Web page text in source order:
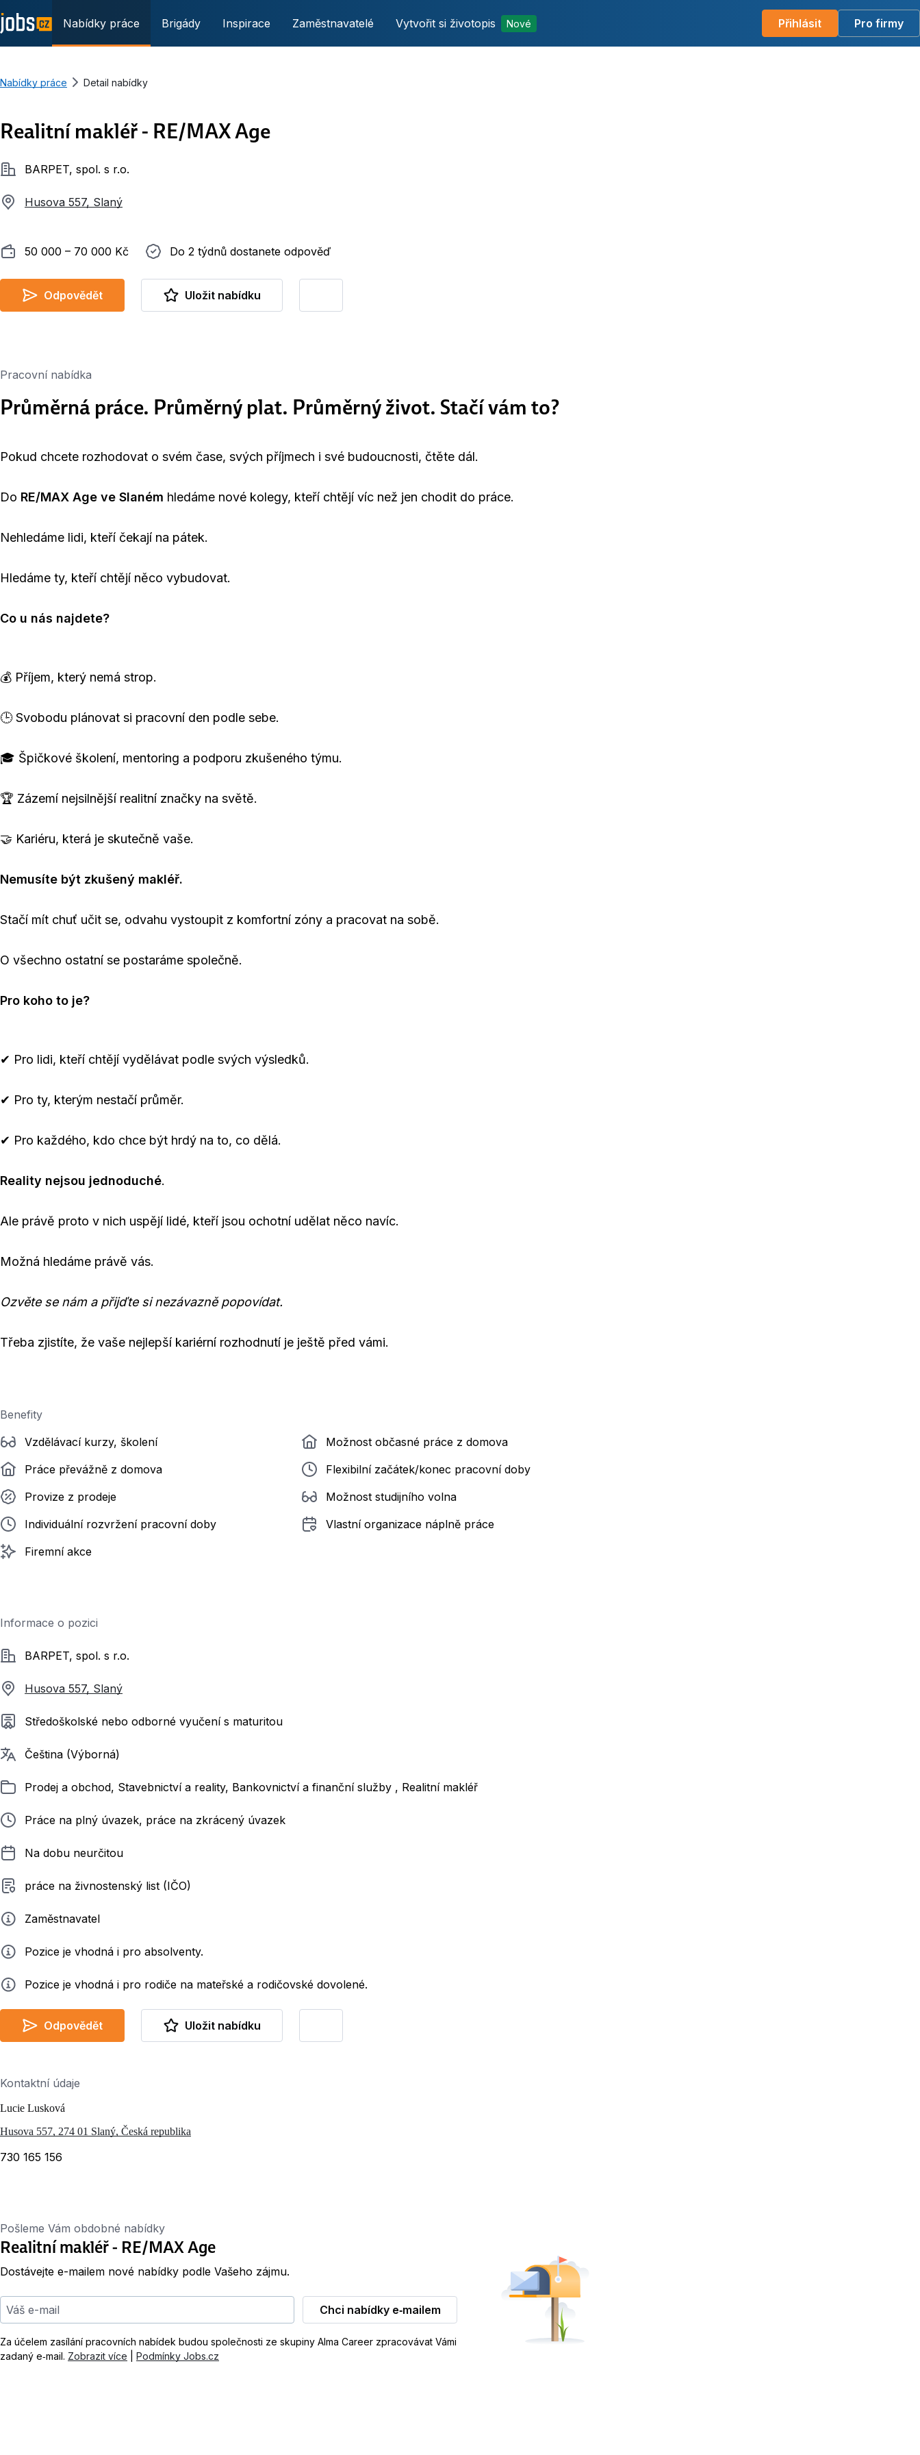
Nabídky práce Brigády Inspirace Zaměstnavatelé Vytvořit si životopis Nové Přihlásit Pro firmy
Nabídky práce Detail nabídky
Realitní makléř - RE/MAX Age
SpolečnostBARPET, spol. s r.o.
Husova 557, Slaný
Plat 50 000 ‍–‍ 70 000 Kč Do 2 týdnů dostanete odpověď
Do 2 týdnů dostanete odpověď
Odpovědět Uložit nabídku
Pracovní nabídka
Průměrná práce. Průměrný plat. Průměrný život. Stačí vám to?
Pokud chcete rozhodovat o svém čase, svých příjmech i své budoucnosti, čtěte dál.
Do RE/MAX Age ve Slaném hledáme nové kolegy, kteří chtějí víc než jen chodit do práce.
Nehledáme lidi, kteří čekají na pátek.
Hledáme ty, kteří chtějí něco vybudovat.
Co u nás najdete?
💰 Příjem, který nemá strop.
🕒 Svobodu plánovat si pracovní den podle sebe.
🎓 Špičkové školení, mentoring a podporu zkušeného týmu.
🏆 Zázemí nejsilnější realitní značky na světě.
🤝 Kariéru, která je skutečně vaše.
Nemusíte být zkušený makléř.
Stačí mít chuť učit se, odvahu vystoupit z komfortní zóny a pracovat na sobě.
O všechno ostatní se postaráme společně.
Pro koho to je?
✔ Pro lidi, kteří chtějí vydělávat podle svých výsledků.
✔ Pro ty, kterým nestačí průměr.
✔ Pro každého, kdo chce být hrdý na to, co dělá.
Reality nejsou jednoduché.
Ale právě proto v nich uspějí lidé, kteří jsou ochotní udělat něco navíc.
Možná hledáme právě vás.
Ozvěte se nám a přijďte si nezávazně popovídat.
Třeba zjistíte, že vaše nejlepší kariérní rozhodnutí je ještě před vámi.
Benefity
Vzdělávací kurzy, školení
Práce převážně z domova
Provize z prodeje
Individuální rozvržení pracovní doby
Firemní akce
Možnost občasné práce z domova
Flexibilní začátek/konec pracovní doby
Možnost studijního volna
Vlastní organizace náplně práce
Informace o pozici
SpolečnostBARPET, spol. s r.o.
Husova 557, Slaný
Požadované vzdělání
Středoškolské nebo odborné vyučení s maturitou
Požadované jazyky
Čeština (Výborná)
ZařazenoProdej a obchod, Stavebnictví a reality, Bankovnictví a finanční služby , Realitní makléř
Typ pracovního poměru
Práce na plný úvazek, práce na zkrácený úvazek
Délka pracovního poměru
Na dobu neurčitou
Typ smluvního vztahu
práce na živnostenský list (IČO)
ZadavatelZaměstnavatel
Info Pozice je vhodná i pro absolventy.
Info Pozice je vhodná i pro rodiče na mateřské a rodičovské dovolené.
Odpovědět Uložit nabídku
Kontaktní údaje
Lucie Lusková
Husova 557, 274 01 Slaný, Česká republika
730 165 156
Pošleme Vám obdobné nabídky
Realitní makléř - RE/MAX Age
Dostávejte e-mailem nové nabídky podle Vašeho zájmu.
Váš e-mail
Chci nabídky e‑mailem
Za účelem zasílání pracovních nabídek budou společnosti ze skupiny Alma Career zpracovávat Vámi
zadaný e‑mail. Zobrazit více Podmínky Jobs.cz